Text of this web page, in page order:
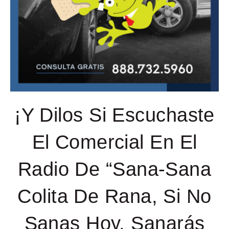
¡Y Dilos Si Escuchaste
El Comercial En El
Radio De “Sana-Sana
Colita De Rana, Si No
Sanas Hoy, Sanarás